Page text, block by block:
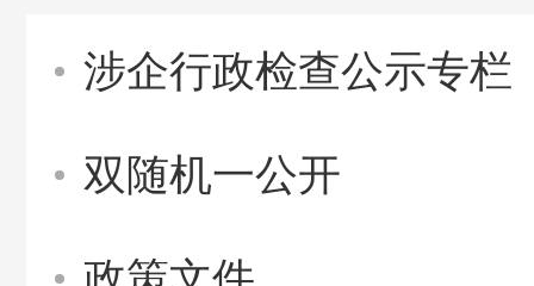
涉企行政检查公示专栏
双随机一公开